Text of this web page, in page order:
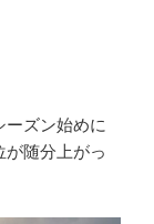
ズン始めに
随分上がっ